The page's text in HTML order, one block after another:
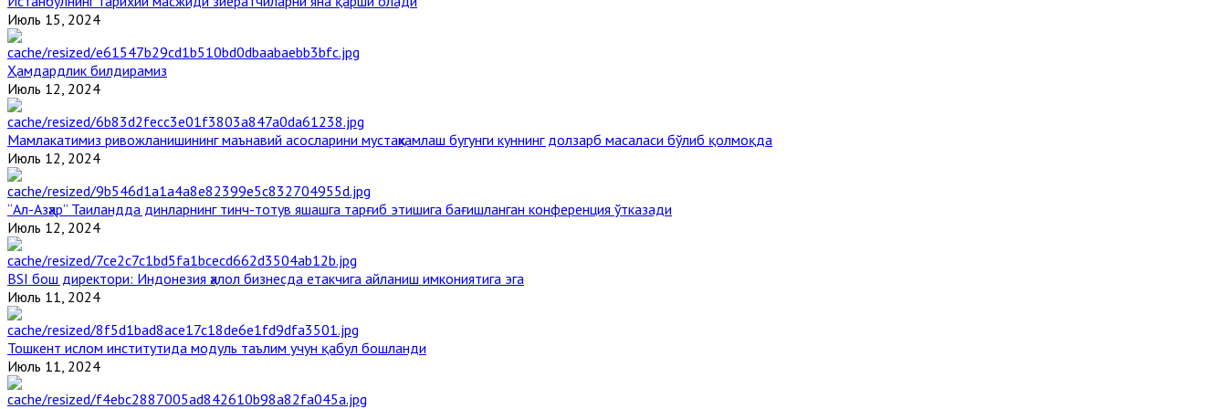
Июль 15, 2024
Ҳамдардлик билдирамиз
Июль 12, 2024
Мамлакатимиз ривожланишининг маънавий асосларини мустаҳкамлаш бугунги куннинг долзарб масаласи бўлиб қолмоқда
Июль 12, 2024
“Ал-Азҳар” Таиландда динларнинг тинч-тотув яшашга тарғиб этишига бағишланган конференция ўтказади
Июль 12, 2024
BSI бош директори: Индонезия ҳалол бизнесда етакчига айланиш имкониятига эга
Июль 11, 2024
Тошкент ислом институтида модуль таълим учун қабул бошланди
Июль 11, 2024